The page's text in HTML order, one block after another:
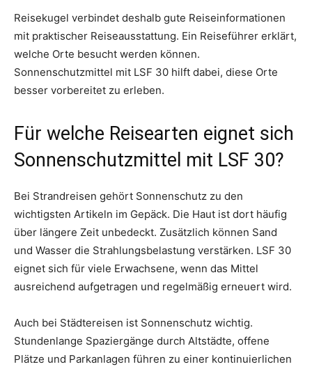
Reisekugel verbindet deshalb gute Reiseinformationen
mit praktischer Reiseausstattung. Ein Reiseführer erklärt,
welche Orte besucht werden können.
Sonnenschutzmittel mit LSF 30 hilft dabei, diese Orte
besser vorbereitet zu erleben.
Für welche Reisearten eignet sich
Sonnenschutzmittel mit LSF 30?
Bei Strandreisen gehört Sonnenschutz zu den
wichtigsten Artikeln im Gepäck. Die Haut ist dort häufig
über längere Zeit unbedeckt. Zusätzlich können Sand
und Wasser die Strahlungsbelastung verstärken. LSF 30
eignet sich für viele Erwachsene, wenn das Mittel
ausreichend aufgetragen und regelmäßig erneuert wird.
Auch bei Städtereisen ist Sonnenschutz wichtig.
Stundenlange Spaziergänge durch Altstädte, offene
Plätze und Parkanlagen führen zu einer kontinuierlichen